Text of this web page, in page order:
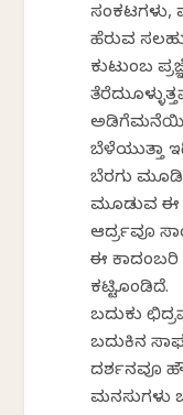
ಸಂಕಟಗಳು,
ಹೆರುವ
ಕುಟುಂಬ
ಬೆಳೆಯುತ್ತಾ
ಬೆರಗು
ಮೂಡುವ ಈ
ಆರ್ದ್ರವೂ
ಈ ಕಾದಂಬರಿ
ಕಟ್ಟಿಕೊಂಡಿದೆ.
ಬದುಕು
ಬದುಕಿನ
ದರ್ಶನವೂ
ಮನಸುಗಳು